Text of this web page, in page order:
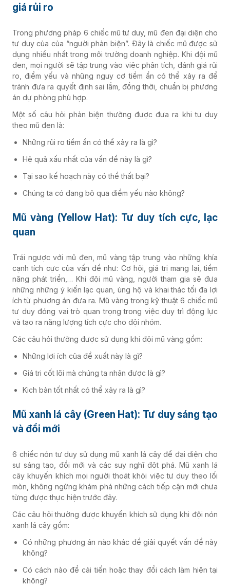
giá rủi ro
Trong phương pháp 6 chiếc mũ tư duy, mũ đen đại diện cho
tư duy của của “người phản biện”. Đây là chiếc mũ được sử
dụng nhiều nhất trong môi trường doanh nghiệp. Khi đội mũ
đen, mọi người sẽ tập trung vào việc phân tích, đánh giá rủi
ro, điểm yếu và những nguy cơ tiềm ẩn có thể xảy ra để
tránh đưa ra quyết định sai lầm, đồng thời, chuẩn bị phương
án dự phòng phù hợp.
Một số câu hỏi phản biện thường được đưa ra khi tư duy
theo mũ đen là:
Những rủi ro tiềm ẩn có thể xảy ra là gì?
Hệ quả xấu nhất của vấn đề này là gì?
Tại sao kế hoạch này có thể thất bại?
Chúng ta có đang bỏ qua điểm yếu nào không?
Mũ vàng (Yellow Hat): Tư duy tích cực, lạc
quan
Trái ngược với mũ đen, mũ vàng tập trung vào những khía
cạnh tích cực của vấn đề như: Cơ hội, giá trị mang lại, tiềm
năng phát triển,… Khi đội mũ vàng, người tham gia sẽ đưa
những những ý kiến lạc quan, ủng hộ và khai thác tối đa lợi
ích từ phương án đưa ra. Mũ vàng trong kỹ thuật 6 chiếc mũ
tư duy đóng vai trò quan trọng trong việc duy trì động lực
và tạo ra năng lượng tích cực cho đội nhóm.
Các câu hỏi thường được sử dụng khi đội mũ vàng gồm:
Những lợi ích của đề xuất này là gì?
Giá trị cốt lõi mà chúng ta nhận được là gì?
Kịch bản tốt nhất có thể xảy ra là gì?
Mũ xanh lá cây (Green Hat): Tư duy sáng tạo
và đổi mới
6 chiếc nón tư duy sử dụng mũ xanh lá cây để đại diện cho
sự sáng tạo, đổi mới và các suy nghĩ đột phá. Mũ xanh lá
cây khuyến khích mọi người thoát khỏi việc tư duy theo lối
mòn, không ngừng khám phá những cách tiếp cận mới chưa
từng được thực hiện trước đây.
Các câu hỏi thường được khuyến khích sử dụng khi đội nón
xanh lá cây gồm:
Có những phương án nào khác để giải quyết vấn đề này
không?
Có cách nào để cải tiến hoặc thay đổi cách làm hiện tại
không?